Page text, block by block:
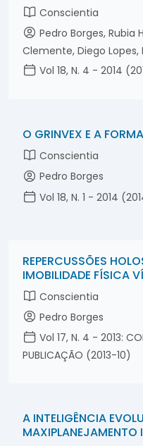
Conscientia
Pedro Borges, Rubia
Clemente, Diego Lopes,
Vol 18, N. 4 - 2014
O GRINVEX E A
Conscientia
Pedro Borges
Vol 18, N. 1 - 2014
REPERCUSSÕES
IMOBILIDADE FÍSICA
Conscientia
Pedro Borges
Vol 17, N. 4 - 2013:
PUBLICAÇÃO (2013-10)
A INTELIGÊNCIA
MAXIPLANEJAMENTO